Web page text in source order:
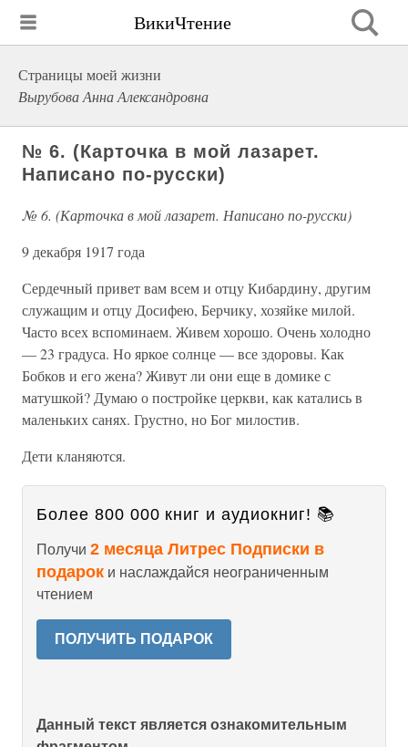
ВикиЧтение
Страницы моей жизни
Вырубова Анна Александровна
№ 6. (Карточка в мой лазарет.
Написано по-русски)
№ 6. (Карточка в мой лазарет. Написано по-русски)
9 декабря 1917 года
Сердечный привет вам всем и отцу Кибардину, другим
служащим и отцу Досифею, Берчику, хозяйке милой.
Часто всех вспоминаем. Живем хорошо. Очень холодно
— 23 градуса. Но яркое солнце — все здоровы. Как
Бобков и его жена? Живут ли они еще в домике с
матушкой? Думаю о постройке церкви, как катались в
маленьких санях. Грустно, но Бог милостив.
Дети кланяются.
Более 800 000 книг и аудиокниг! 📚
Получи 2 месяца Литрес Подписки в
подарок и наслаждайся неограниченным
чтением
ПОЛУЧИТЬ ПОДАРОК
Данный текст является ознакомительным